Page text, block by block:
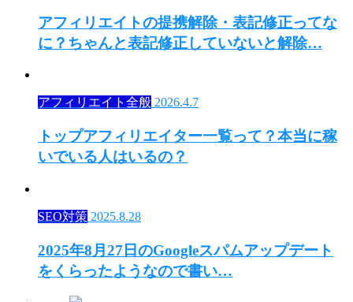
アフィリエイトの提携解除・表記修正ってな
に？ちゃんと表記修正していないと解除…
アフィリエイト全般 2026.4.7
トップアフィリエイター一覧って？本当に稼
いでいる人はいるの？
SEO対策 2025.8.28
2025年8月27日のGoogleスパムアップデート
をくらったようなので書い…